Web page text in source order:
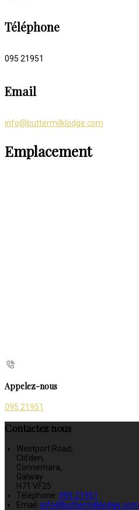
Téléphone
095 21951
Email
info@buttermilklodge.com
Emplacement
Appelez-nous
095 21951
Contactez nous
Westport Road,
Clifden,
Connemara,
Galway
H71 VF25
Téléphone: 095 21951
Email: info@buttermilklodge.com